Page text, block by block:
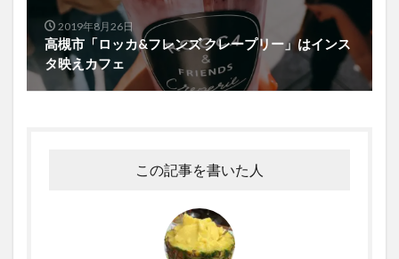
2019年8月26日
高槻市「ロッカ&フレンズ クレープリー」はインス
タ映えカフェ
この記事を書いた人